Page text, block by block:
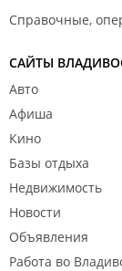
Справочные,
САЙТЫ
Авто
Афиша
Кино
Базы отдыха
Недвижимость
Новости
Объявления
Работа во